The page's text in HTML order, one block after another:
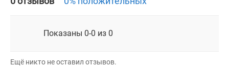
Показаны 0-0 из 0
Ещё никто не оставил отзывов.